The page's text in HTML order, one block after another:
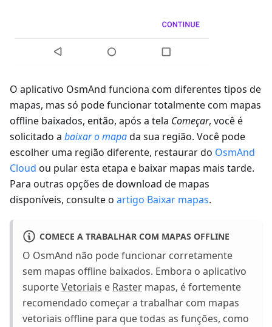
O aplicativo OsmAnd funciona com diferentes tipos de
mapas, mas só pode funcionar totalmente com mapas
offline baixados, então, após a tela Começar, você é
solicitado a baixar o mapada sua região. Você pode
escolher uma região diferente, restaurar do OsmAnd
Cloud ou pular esta etapa e baixar mapas mais tarde.
Para outras opções de download de mapas
disponíveis, consulte o artigo Baixar mapas.
COMECE A TRABALHAR COM MAPAS OFFLINE
O OsmAnd não pode funcionar corretamente
sem mapas offline baixados. Embora o aplicativo
suporteVetoriais e Raster mapas, é fortemente
recomendado começar a trabalhar com mapas
vetoriais offline para que todas as funções, como